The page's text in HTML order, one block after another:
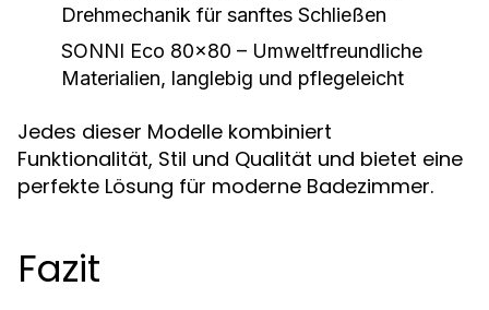
Drehmechanik für sanftes Schließen
SONNI Eco 80x80 – Umweltfreundliche
Materialien, langlebig und pflegeleicht
Jedes dieser Modelle kombiniert
Funktionalität, Stil und Qualität und bietet eine
perfekte Lösung für moderne Badezimmer.
Fazit